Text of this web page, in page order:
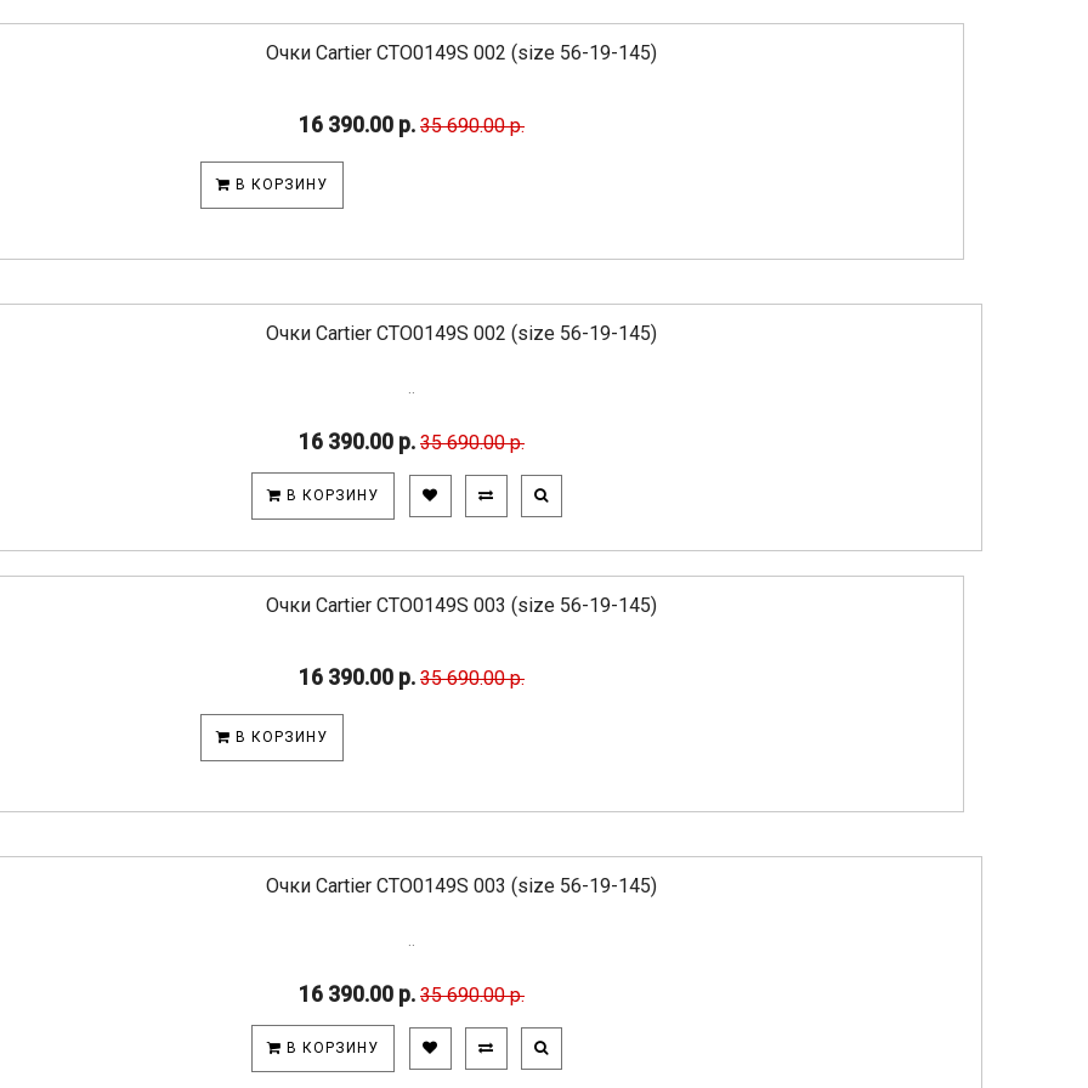
Очки Cartier CTO0149S 002 (size 56-19-145)
16 390.00 р. 35 690.00 р.
В КОРЗИНУ
Очки Cartier CTO0149S 002 (size 56-19-145)
16 390.00 р. 35 690.00 р.
В КОРЗИНУ
Очки Cartier CTO0149S 003 (size 56-19-145)
16 390.00 р. 35 690.00 р.
В КОРЗИНУ
Очки Cartier CTO0149S 003 (size 56-19-145)
16 390.00 р. 35 690.00 р.
В КОРЗИНУ